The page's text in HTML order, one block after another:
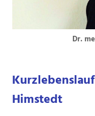
Dr.
Kurzlebenslauf
Himstedt